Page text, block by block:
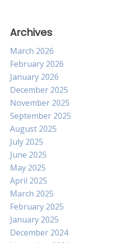
Archives
March 2026
February 2026
January 2026
December 2025
November 2025
September 2025
August 2025
July 2025
June 2025
May 2025
April 2025
March 2025
February 2025
January 2025
December 2024